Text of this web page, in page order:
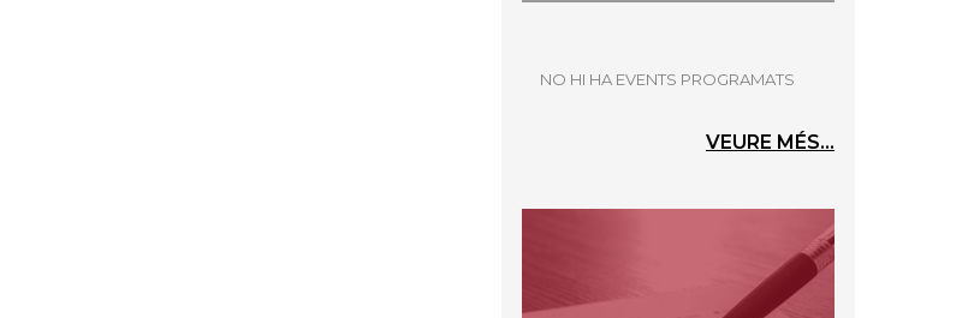
NO HI HA EVENTS PROGRAMATS
VEURE MÉS...